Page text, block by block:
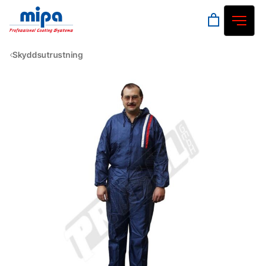
Skyddsutrustning